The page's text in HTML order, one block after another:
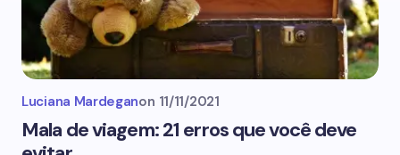
Luciana Mardeganon 11/11/2021
Mala de viagem: 21 erros que você deve